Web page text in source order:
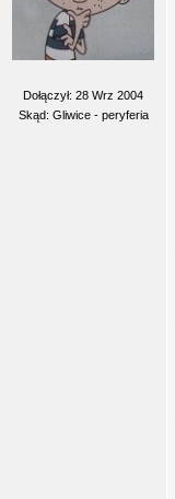
Dołączył: 28 Wrz 2004
Skąd: Gliwice - peryferia